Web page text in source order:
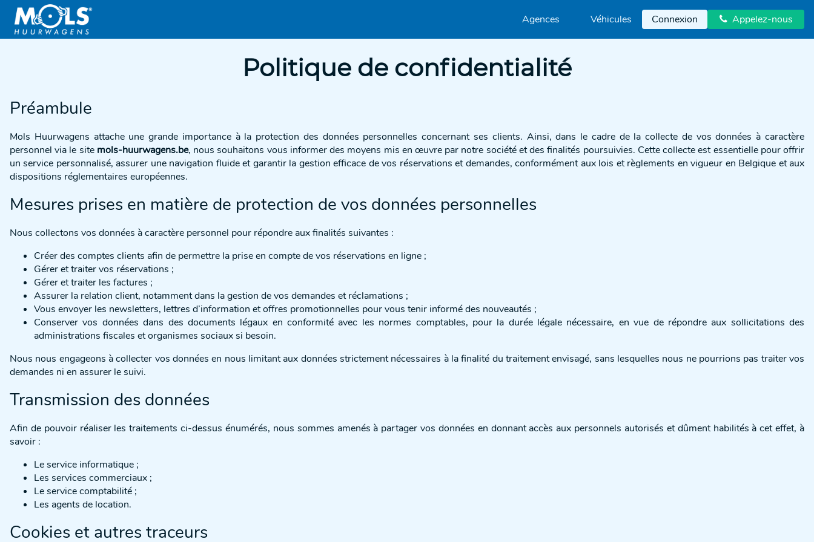
Agences Véhicules Connexion  Appelez-nous
Politique de confidentialité
Préambule
Mols Huurwagens attache une grande importance à la protection des données personnelles concernant ses clients. Ainsi, dans le cadre de la collecte de vos données à caractère
personnel via le site mols-huurwagens.be, nous souhaitons vous informer des moyens mis en œuvre par notre société et des finalités poursuivies. Cette collecte est essentielle pour offrir
un service personnalisé, assurer une navigation fluide et garantir la gestion efficace de vos réservations et demandes, conformément aux lois et règlements en vigueur en Belgique et aux
dispositions réglementaires européennes.
Mesures prises en matière de protection de vos données personnelles
Nous collectons vos données à caractère personnel pour répondre aux finalités suivantes :
Créer des comptes clients afin de permettre la prise en compte de vos réservations en ligne ;
Gérer et traiter vos réservations ;
Gérer et traiter les factures ;
Assurer la relation client, notamment dans la gestion de vos demandes et réclamations ;
Vous envoyer les newsletters, lettres d’information et offres promotionnelles pour vous tenir informé des nouveautés ;
Conserver vos données dans des documents légaux en conformité avec les normes comptables, pour la durée légale nécessaire, en vue de répondre aux sollicitations des
administrations fiscales et organismes sociaux si besoin.
Nous nous engageons à collecter vos données en nous limitant aux données strictement nécessaires à la finalité du traitement envisagé, sans lesquelles nous ne pourrions pas traiter vos
demandes ni en assurer le suivi.
Transmission des données
Afin de pouvoir réaliser les traitements ci-dessus énumérés, nous sommes amenés à partager vos données en donnant accès aux personnels autorisés et dûment habilités à cet effet, à
savoir :
Le service informatique ;
Les services commerciaux ;
Le service comptabilité ;
Les agents de location.
Cookies et autres traceurs